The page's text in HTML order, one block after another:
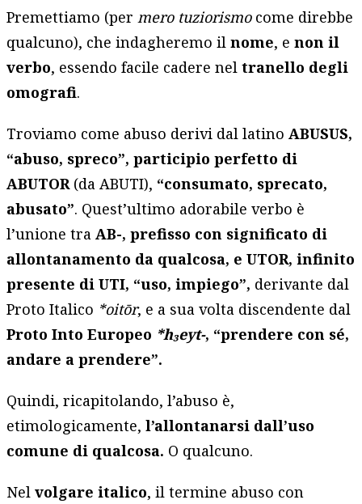
Premettiamo (per mero tuziorismocome direbbe
qualcuno), che indagheremo ilnome, enon il
verbo, essendo facile cadere neltranello degli
omografi.
Troviamo come abuso derivi dal latinoABUSUS,
“abuso, spreco”, participio perfetto di
ABUTOR (da ABUTI), “consumato, sprecato,
abusato”. Quest’ultimo adorabile verbo è
l’unione traAB-, prefisso con significato di
allontanamento da qualcosa, e UTOR, infinito
presente di UTI, “uso, impiego”, derivante dal
Proto Italico *oitōr, e a sua volta discendente dal
Proto Into Europeo *h₃eyt-, “prendere con sé,
andare a prendere”.
Quindi, ricapitolando, l’abuso è,
etimologicamente,l’allontanarsi dall’uso
comune di qualcosa. O qualcuno.
Nelvolgare italico, il termine abuso con